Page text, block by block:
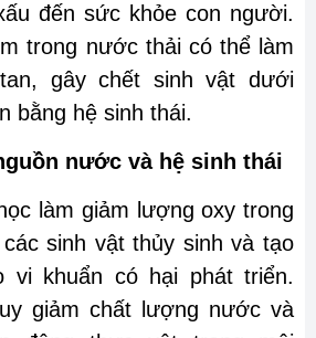
đến sức khỏe con người.
trong nước thải có thể làm
gây chết sinh vật dưới
bằng hệ sinh thái.
nước và hệ sinh thái
làm giảm lượng oxy trong
sinh vật thủy sinh và tạo
vi khuẩn có hại phát triển.
giảm chất lượng nước và